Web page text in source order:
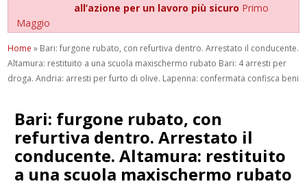
all’azione per un lavoro più sicuro Primo
Maggio
Home » Bari: furgone rubato, con refurtiva dentro. Arrestato il conducente.
Altamura: restituito a una scuola maxischermo rubato Bari: 4 arresti per
droga. Andria: arresti per furto di olive. Lapenna: confermata confisca beni
Bari: furgone rubato, con
refurtiva dentro. Arrestato il
conducente. Altamura: restituito
a una scuola maxischermo rubato